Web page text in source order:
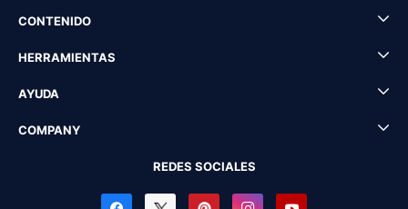
CONTENIDO
HERRAMIENTAS
AYUDA
COMPANY
REDES SOCIALES